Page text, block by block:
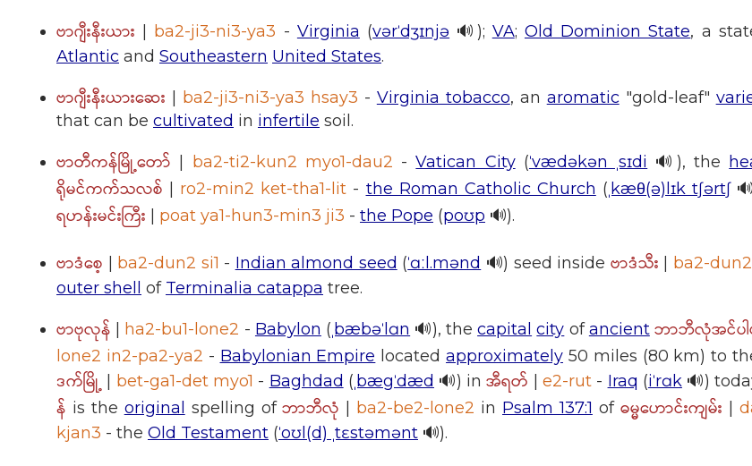
ဗာဂျီးနီးယား | ba2-ji3-ni3-ya3 - Virginia (vərˈdʒɪnjə 🔊); VA; Old Dominion State, a
Atlantic and Southeastern United States.
ဗာဂျီးနီးယားဆေး | ba2-ji3-ni3-ya3 hsay3 - Virginia tobacco, an aromatic"gold-leaf"
that can be cultivated in infertile soil.
ဗာတီကန်မြို့တော် | ba2-ti2-kun2 myo1-dau2 -Vatican City(ˈvædəkən ˌsɪdi 🔊), the
ရိုမင်ကက်သလစ် | ro2-min2 ket-tha1-lit - the Roman Catholic Church ( ˌkæθ(ə)lɪk tʃərtʃ
ရဟန်းမင်းကြီး | poat ya1-hun3-min3 ji3 - the Pope (poʊp 🔊).
ဗာဒံစေ့ | ba2-dun2 si1 - Indian almond seed (ˈɑːl.mənd 🔊) seed inside ဗာဒံသီး | ba2-
outer shell of Terminalia catappa tree.
ဗာဗုလုန် | ha2-bu1-lone2 - Babylon ( ˌbæbəˈlɑn 🔊), thecapital city ofancient ဘာဘီလုံအင်ပ
lone2 in2-pa2-ya2 - Babylonian Empire locatedapproximately 50 miles (80 km) to
ဒက်မြို့ | bet-ga1-det myo1 - Baghdad ( ˌbægˈdæd 🔊) inအီရတ် | e2-rut- Iraq (iˈrɑk🔊)
န် is the original spelling ofဘာဘီလုံ | ba2-be2-lone2 in Psalm 137:1 of ဓမ္မဟောင်းကျမ်း |
kjan3 - the Old Testament (ˈoʊl(d) ˌtɛstəmənt 🔊).